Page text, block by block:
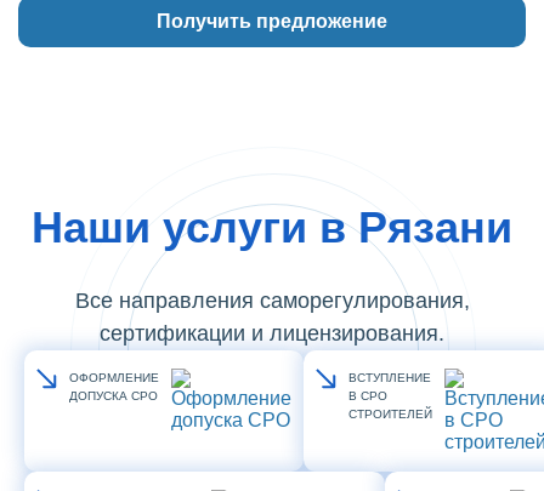
Наши услуги в Рязани
Все направления саморегулирования,
сертификации и лицензирования.
ОФОРМЛЕНИЕ
ДОПУСКА СРО
ВСТУПЛЕНИЕ
В СРО
СТРОИТЕЛЕЙ